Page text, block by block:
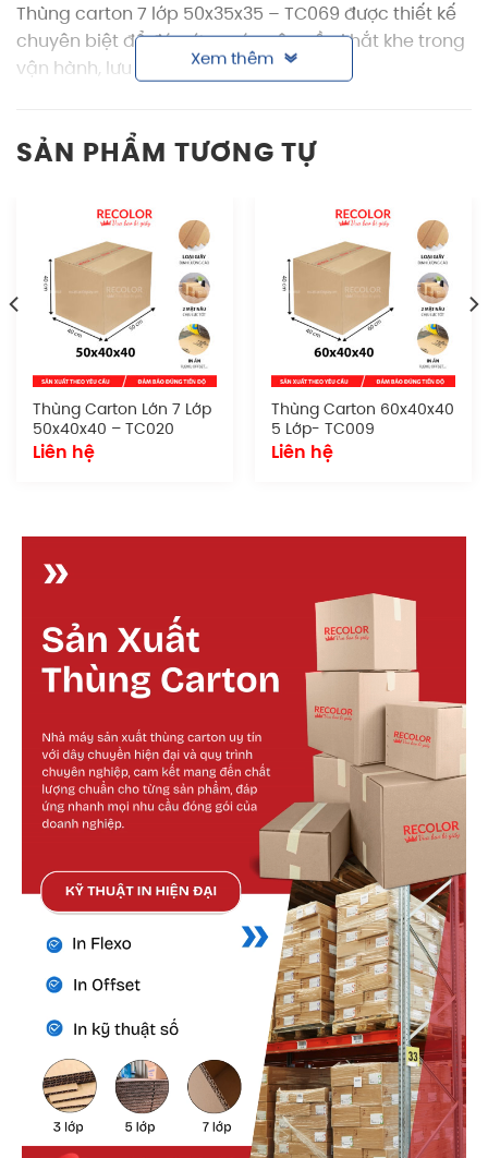
Thùng carton 7 lớp 50x35x35 – TC069 được thiết kế
chuyên biệt để đáp ứng các yêu cầu khắt khe trong
vận hành, lưu kho và logistics.
lớp 55x40x50
Sản phẩm sở hữu hình dáng tiêu chuẩn, dễ dàng
xếp chồng, vận chuyển và lưu trữ. Thích hợp cho cả
quy mô nhỏ lẫn doanh nghiệp lớn cần đóng gói
đồng bộ và chuyên nghiệp.
Chất liệu giấy:Sử dụng giấy carton chất
lượng tốt
Số lớp:7
Loại sóng:
Quy cách in ấn:
nghiệp, hướng dẫn xử lý, mã vạch hoặc tem
nhãn. Phù hợp cho cả in flexo lẫn offset.
Cấu tạo thùng carton nắp rời 7 lớp55x40x50
Cấu tạo bên ngoài
Lớp giấy mặt ngoài được lựa chọn kỹ lưỡng,
đảm bảo độ dày, độ bền và khả năng chịu tác
động cơ học.
Màu sắc có thể tùy chỉnh nhưng thường ưu tiên
tone kraft vàng cổ điển hoặc kraft trắng để dễ
nhận diện.
Bề mặt nhám nhẹ giúp tăng độ bám dính với
keo, tránh tình trạng bong tróc trong vận
chuyển.
Bề ngoài cũng dễ vệ sinh, không dễ bám bẩn
hoặc thấm nước nếu xử lý chống ẩm.
Cấu tạo bên trong
Lớp giấy sóng là lớp quan trọng nhất giúp gia
Xem thêm
SẢN PHẨM TƯƠNG TỰ
Thùng Carton Lớn 7 Lớp
50x40x40 – TC020
Liên hệ
Thùng Carton 60x40x40
5 Lớp- TC009
Liên hệ